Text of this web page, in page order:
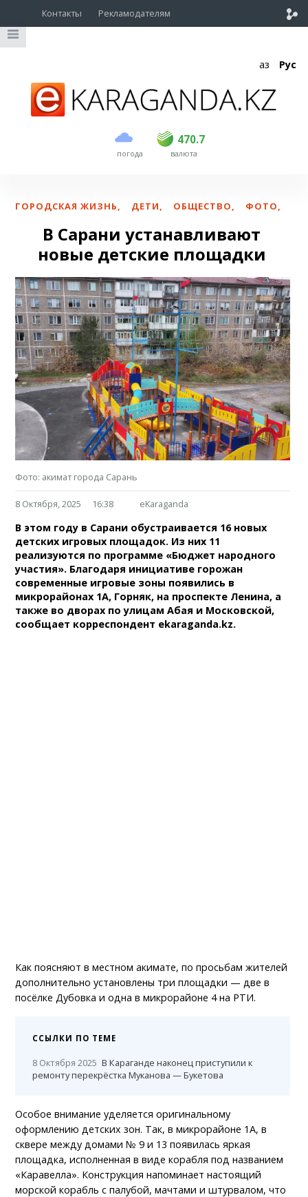
Контакты Рекламодателям
Қаз Рус
погода
470.7
USD 468.5 470.7
EUR валюта
ГОРОДСКАЯ ЖИЗНЬ, ДЕТИ, ОБЩЕСТВО, ФОТО,
В Сарани устанавливают
новые детские площадки
Фото: акимат города Сарань
8 Октября, 2025 16:38 eKaraganda
В этом году в Сарани обустраивается 16 новых
детских игровых площадок. Из них 11
реализуются по программе «Бюджет народного
участия». Благодаря инициативе горожан
современные игровые зоны появились в
микрорайонах 1А, Горняк, на проспекте Ленина, а
также во дворах по улицам Абая и Московской,
сообщает корреспондент ekaraganda.kz.
Как поясняют в местном акимате, по просьбам жителей
дополнительно установлены три площадки — две в
посёлке Дубовка и одна в микрорайоне 4 на РТИ.
ССЫЛКИ ПО ТЕМЕ
8 Октября 2025 В Караганде наконец приступили к
ремонту перекрёстка Муканова — Букетова
Особое внимание уделяется оригинальному
оформлению детских зон. Так, в микрорайоне 1А, в
сквере между домами № 9 и 13 появилась яркая
площадка, исполненная в виде корабля под названием
«Каравелла». Конструкция напоминает настоящий
морской корабль с палубой, мачтами и штурвалом, что